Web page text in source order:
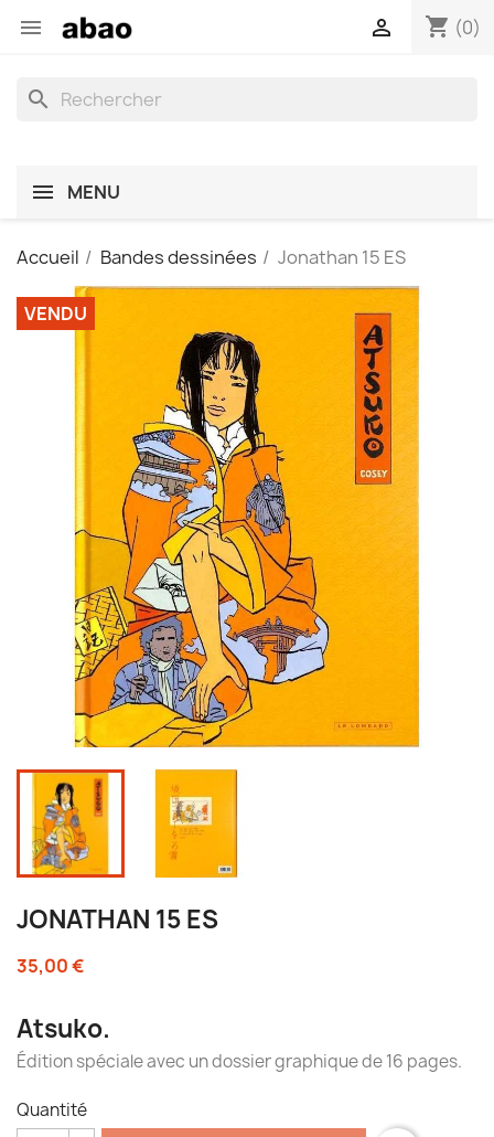
 shopping_cart (0)

search
MENU
Accueil Bandes dessinées Jonathan 15 ES
VENDU
JONATHAN 15 ES
35,00 €
Atsuko.
Édition spéciale avec un dossier graphique de 16 pages.
Quantité